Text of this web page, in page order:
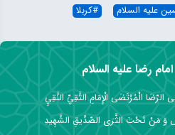
علیه السلام #کربلا
رضا علیه السلام
الْمُرْتَضَى الْإِمَامِ التَّقِيِّ النَّقِيِ
مَنْ تَحْتَ الثَّرَى الصِّدِّيقِ الشَّهِيدِ